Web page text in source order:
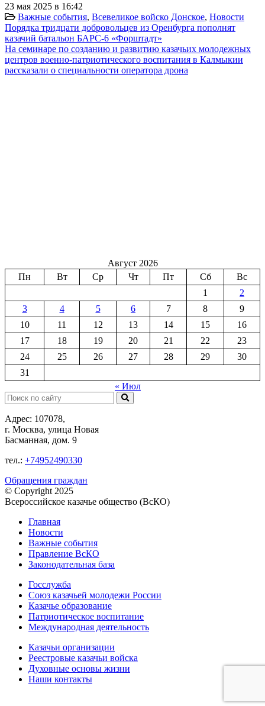
23 мая 2025 в 16:42
Важные события, Всевеликое войско Донское, Новости
Порядка тридцати добровольцев из Оренбурга пополнят
казачий батальон БАРС-6 «Форштадт»
На семинаре по созданию и развитию казачьих молодежных
центров военно-патриотического воспитания в Калмыкии
рассказали о специальности оператора дрона
Август 2026
Пн
Вт Ср Чт Пт Сб
Вс
1
2
3
4 5 6 7 8
9
10
11 12 13 14 15
16
17
18 19 20 21 22
23
24
25 26 27 28 29
30
31
« Июл
Поиск:
Адрес: 107078,
г. Москва, улица Новая
Басманная, дом. 9
тел.: +74952490330
Обращения граждан
© Copyright 2025
Всероссийское казачье общество (ВсКО)
Главная
Новости
Важные события
Правление ВсКО
Законодательная база
Госслужба
Союз казачьей молодежи России
Казачье образование
Патриотическое воспитание
Международная деятельность
Казачьи организации
Реестровые казачьи войска
Духовные основы жизни
Наши контакты